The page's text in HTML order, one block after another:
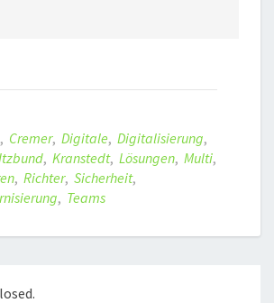
, Cremer, Digitale, Digitalisierung,
, Kranstedt, Lösungen, Multi,
, Richter, Sicherheit,
, Teams